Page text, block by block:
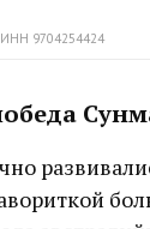
ИНН 9704254424